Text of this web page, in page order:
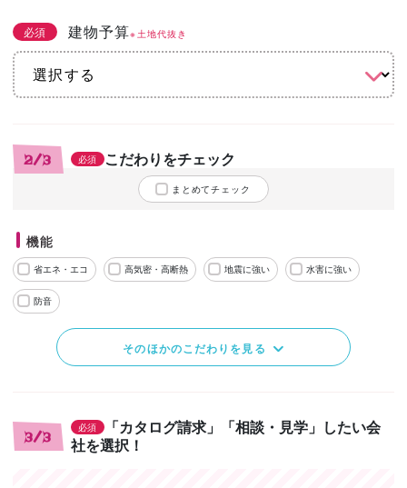
必須 建物予算※土地代抜き
2/3 必須 こだわりをチェック
まとめてチェック
機能
省エネ・エコ 高気密・高断熱 地震に強い 水害に強い
防音
そのほかのこだわりを見る
3/3
必須
「カタログ請求」「相談・見学」したい会
社を選択！